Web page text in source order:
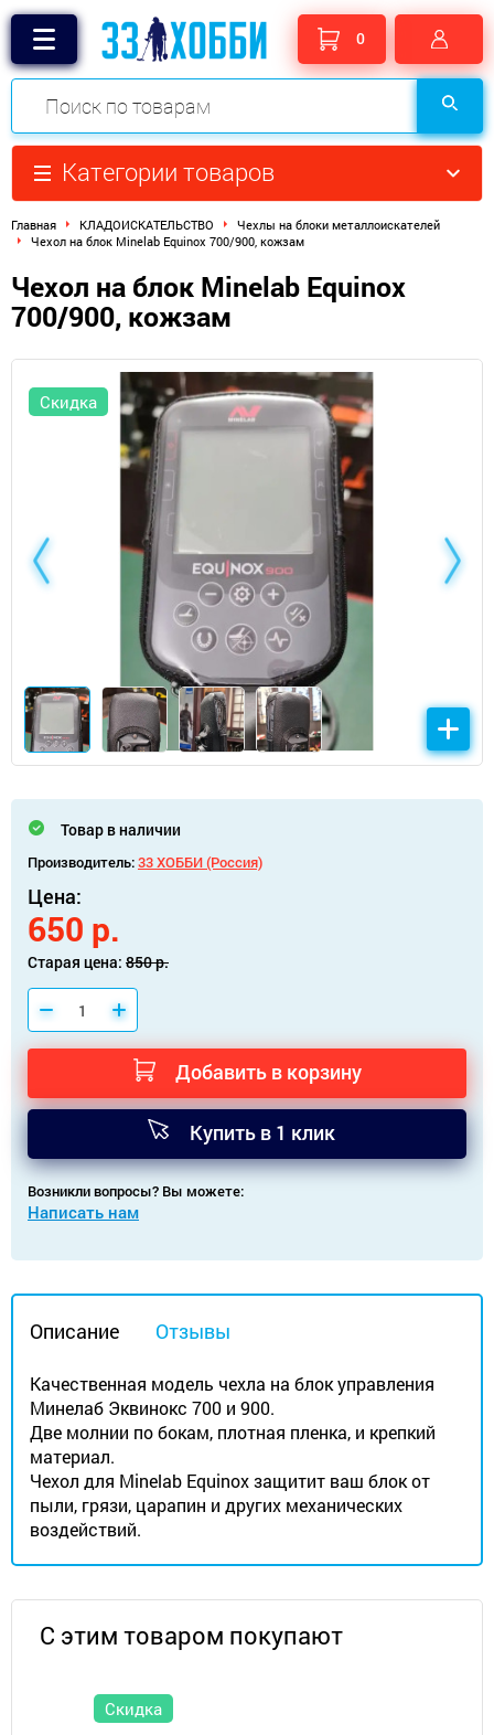
0
Категории товаров
Главная КЛАДОИСКАТЕЛЬСТВО
Чехлы на блоки металлоискателей
Чехол на блок Minelab Equinox 700/900, кожзам
Чехол на блок Minelab Equinox
700/900, кожзам
Скидка
Товар в наличии
Производитель:33 ХОББИ (Россия)
Цена:
650 р.
Старая цена: 850 р.
Добавить в корзину
Купить в 1 клик
Возникли вопросы? Вы можете:
Написать нам
Описание Отзывы
Качественная модель чехла на блок управления
Минелаб Эквинокс 700 и 900.
Две молнии по бокам, плотная пленка, и крепкий
материал.
Чехол для Minelab Equinox защитит ваш блок от
пыли, грязи, царапин и других механических
воздействий.
С этим товаром покупают
Скидка